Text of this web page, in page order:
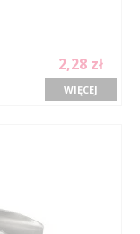
2,28 zł
WIĘCEJ